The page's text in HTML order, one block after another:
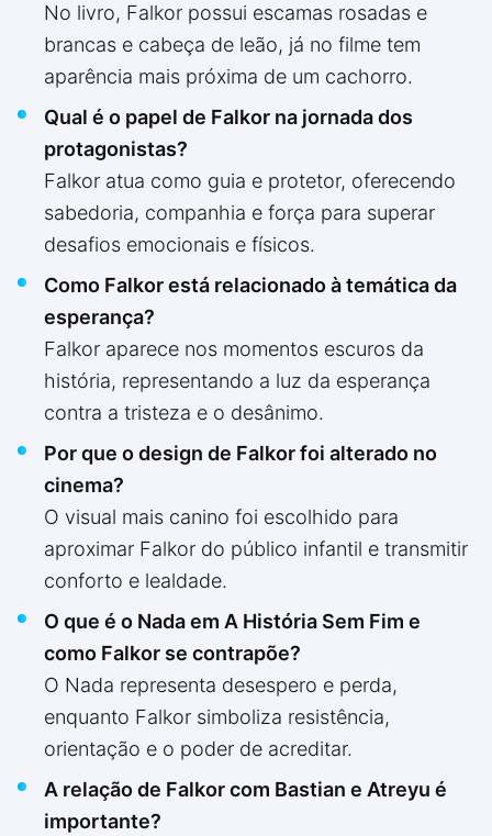
No livro, Falkor possui escamas rosadas e
brancas e cabeça de leão, já no filme tem
aparência mais próxima de um cachorro.
Qual é o papel de Falkor na jornada dos
protagonistas?
Falkor atua como guia e protetor, oferecendo
sabedoria, companhia e força para superar
desafios emocionais e físicos.
Como Falkor está relacionado à temática da
esperança?
Falkor aparece nos momentos escuros da
história, representando a luz da esperança
contra a tristeza e o desânimo.
Por que o design de Falkor foi alterado no
cinema?
O visual mais canino foi escolhido para
aproximar Falkor do público infantil e transmitir
conforto e lealdade.
O que é o Nada em A História Sem Fim e
como Falkor se contrapõe?
O Nada representa desespero e perda,
enquanto Falkor simboliza resistência,
orientação e o poder de acreditar.
A relação de Falkor com Bastian e Atreyu é
importante?